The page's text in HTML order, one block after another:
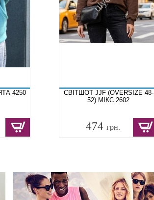
4250
СВІТШОТ JJF (OVERSIZE 48-
52) МІКС 2602
474 грн.